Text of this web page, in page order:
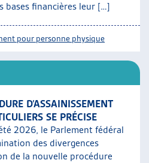
bases financières leur […]
pour personne physique
D’ASSAINISSEMENT
SE PRÉCISE
2026, le Parlement fédéral
des divergences
de la nouvelle procédure